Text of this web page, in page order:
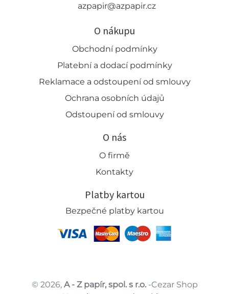
azpapir@azpapir.cz
O nákupu
Obchodní podmínky
Platební a dodací podmínky
Reklamace a odstoupení od smlouvy
Ochrana osobních údajů
Odstoupení od smlouvy
O nás
O firmě
Kontakty
Platby kartou
Bezpečné platby kartou
© 2026, A - Z papír, spol. s r.o.-Cezar Shop